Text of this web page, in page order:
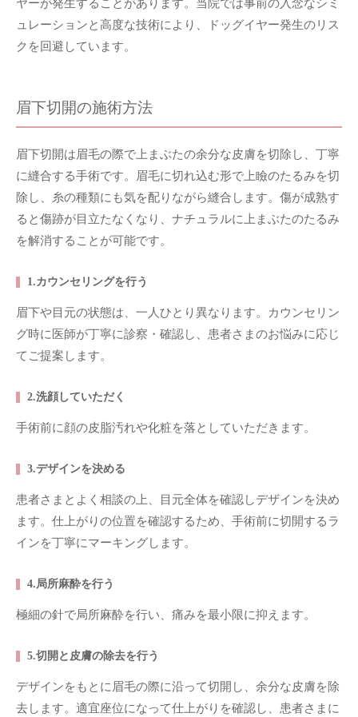
ュレーションと高度な技術により、ドッグイヤー発生のリス
クを回避しています。
眉下切開の施術方法
眉下切開は眉毛の際で上まぶたの余分な皮膚を切除し、丁寧
に縫合する手術です。眉毛に切れ込む形で上瞼のたるみを切
除し、糸の種類にも気を配りながら縫合します。傷が成熟す
ると傷跡が目立たなくなり、ナチュラルに上まぶたのたるみ
を解消することが可能です。
1.カウンセリングを行う
眉下や目元の状態は、一人ひとり異なります。カウンセリン
グ時に医師が丁寧に診察・確認し、患者さまのお悩みに応じ
てご提案します。
2.洗顔していただく
手術前に顔の皮脂汚れや化粧を落としていただきます。
3.デザインを決める
患者さまとよく相談の上、目元全体を確認しデザインを決め
ます。仕上がりの位置を確認するため、手術前に切開するラ
インを丁寧にマーキングします。
4.局所麻酔を行う
極細の針で局所麻酔を行い、痛みを最小限に抑えます。
5.切開と皮膚の除去を行う
デザインをもとに眉毛の際に沿って切開し、余分な皮膚を除
去します。適宜座位になって仕上がりを確認し、患者さまに